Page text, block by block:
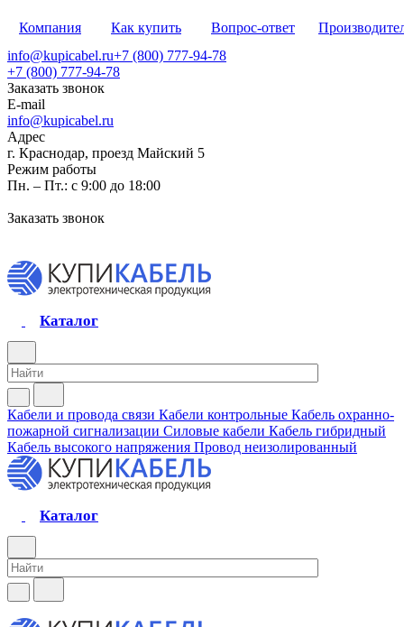
Компания Как купить Вопрос-ответ
info@kupicabel.ru+7 (800) 777-94-78
+7 (800) 777-94-78
Заказать звонок
E-mail
info@kupicabel.ru
Адрес
г. Краснодар, проезд Майский 5
Режим работы
Пн. – Пт.: с 9:00 до 18:00
Заказать звонок
Каталог
Кабели и провода связи Кабели контрольные Кабель охранно-
пожарной сигнализации Силовые кабели Кабель гибридный
Кабель высокого напряжения Провод неизолированный
Каталог